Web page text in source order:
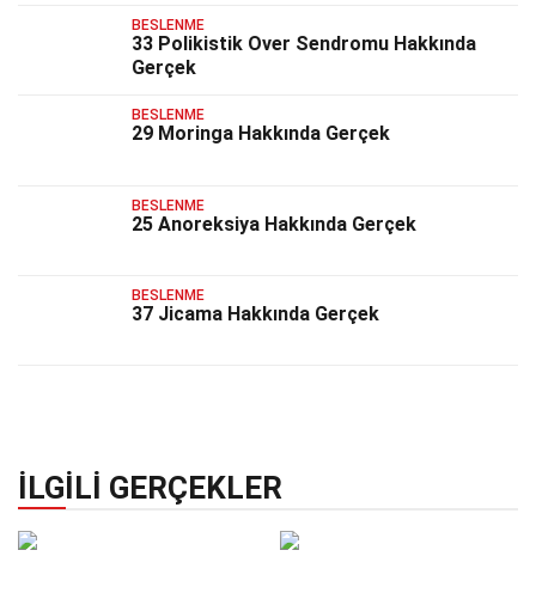
BESLENME
33 Polikistik Over Sendromu Hakkında
Gerçek
BESLENME
29 Moringa Hakkında Gerçek
BESLENME
25 Anoreksiya Hakkında Gerçek
BESLENME
37 Jicama Hakkında Gerçek
İLGILI GERÇEKLER